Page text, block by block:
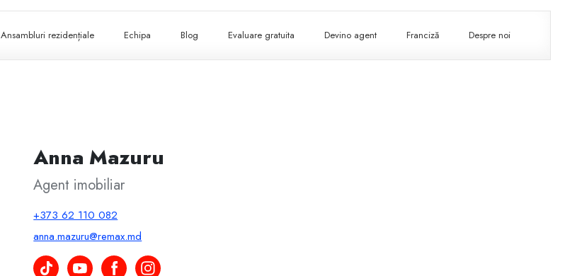
Ansambluri rezidențiale Echipa Blog Evaluare gratuita Devino agent Franciză Despre noi
Anna Mazuru
Agent imobiliar
+373 62 110 082
anna.mazuru@remax.md